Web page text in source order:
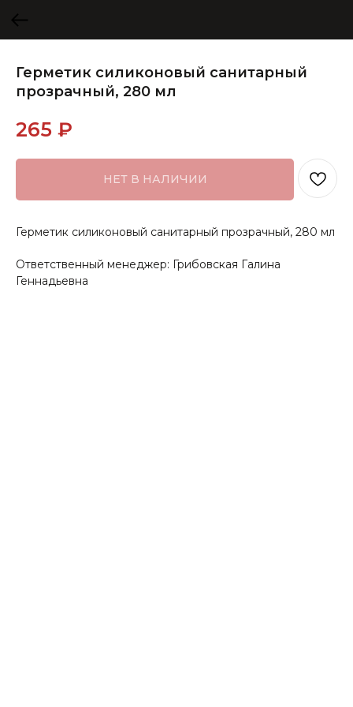
Герметик силиконовый санитарный
прозрачный, 280 мл
265 ₽
НЕТ В НАЛИЧИИ
Герметик силиконовый санитарный прозрачный, 280 мл
Ответственный менеджер: Грибовская Галина
Геннадьевна